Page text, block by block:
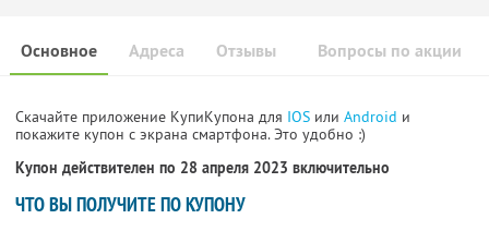
Основное Отзывы Вопросы по акции
Адреса
Скачайте приложение КупиКупона для IOS или Android и
покажите купон с экрана смартфона. Это удобно :)
Купон действителен по 28 апреля 2023 включительно
ЧТО ВЫ ПОЛУЧИТЕ ПО КУПОНУ